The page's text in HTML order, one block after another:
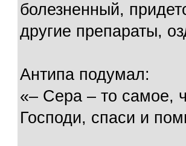
болезненный,
другие препараты,
Антипа подумал:
«– Сера – то самое,
Господи, спаси и